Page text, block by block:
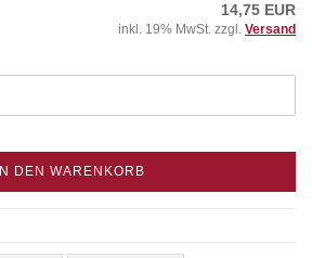
14,75 EUR
inkl. 19% MwSt. zzgl. Versand
IN DEN WARENKORB